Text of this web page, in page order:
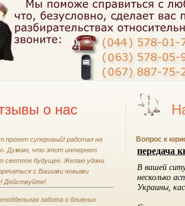
о нас
суперовый! работал на
Думаю, что этот интернет
светлое будущее. Желаю удачи.
с Вашими новыми
Действуйте!
забота о ближних.
Вопрос к